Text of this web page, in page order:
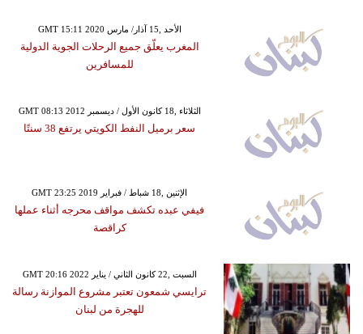
GMT 15:11 2020 الأحد ,15 آذار/ مارس
المغرب يعلّق جميع الرحلات الجوية الدولية
للمسافرين
GMT 08:13 2012 الثلاثاء ,18 كانون الأول / ديسمبر
سعر برميل النفط الكويتي يرتفع 38 سنتًا
GMT 23:25 2019 الإثنين ,18 شباط / فبراير
فيفي عبده تكشف مواقف محرجه أثناء عملها
كراقصة
GMT 20:16 2022 السبت ,22 كانون الثاني / يناير
ترايسي شمعون تعتبر مشروع الموازنة رسالة
للهجرة من لبنان